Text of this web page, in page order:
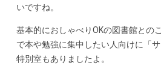
いですね。
基本的におしゃべりOKの図書館との
で本や勉強に集中したい人向けに「
特別室もありましたよ。